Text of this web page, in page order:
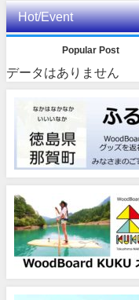
Hot/Event
Popular Post
データはありません